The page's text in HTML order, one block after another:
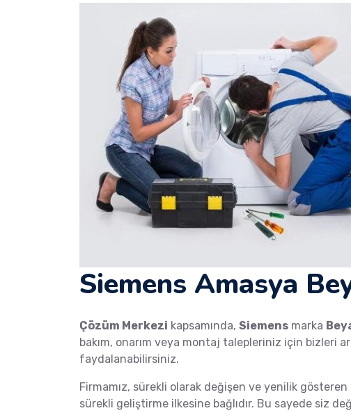
Siemens Amasya
Çözüm Merkezi kapsamında, Siemens marka
bakım, onarım veya montaj talepleriniz için bizleri
faydalanabilirsiniz.
Firmamız, sürekli olarak değişen ve yenilik
sürekli geliştirme ilkesine bağlıdır. Bu sayede siz